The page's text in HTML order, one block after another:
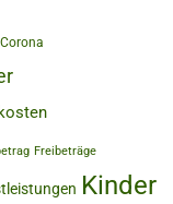
Corona
Freibeträge
Kinder